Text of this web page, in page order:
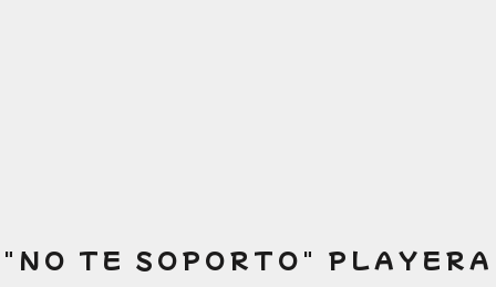
"NO TE SOPORTO" PLAYERA